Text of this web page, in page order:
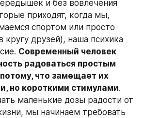
и без вовлечения
приходят, когда мы,
спортом или просто
кругу друзей), наша психика
Современный человек
радоваться простым
что замещает их
но короткими стимулами.
маленькие дозы радости от
мы начинаем требовать